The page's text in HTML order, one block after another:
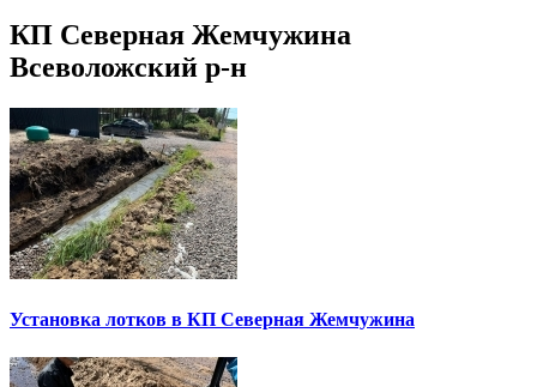
КП Северная Жемчужина
Всеволожский р-н
Установка лотков в КП Северная Жемчужина